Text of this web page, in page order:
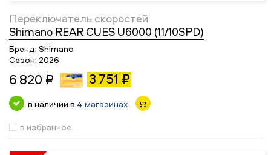
Переключатель скоростей
Shimano REAR CUES U6000 (11/10SPD)
Бренд: Shimano
Сезон: 2026
6 820 ₽ 3 751 ₽
в наличии в 4 магазинах
в избранное